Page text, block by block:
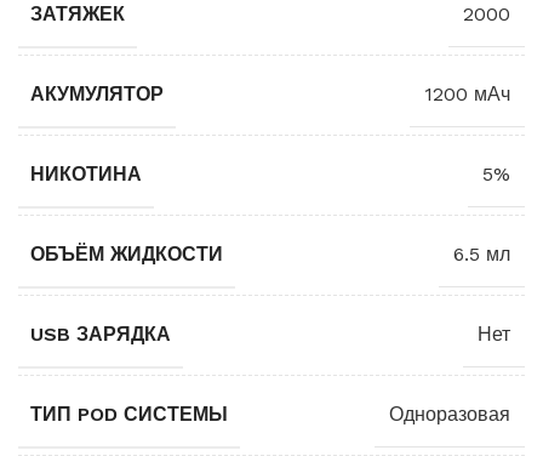
ЗАТЯЖЕК 2000
АКУМУЛЯТОР 1200 мАч
НИКОТИНА 5%
ОБЪЁМ ЖИДКОСТИ 6.5 мл
USB ЗАРЯДКА Нет
ТИП POD СИСТЕМЫ Одноразовая